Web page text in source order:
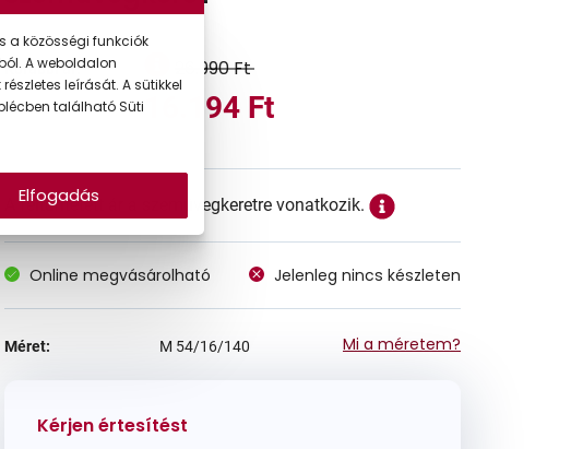
Korábbi ár: 26.990 Ft
Akciós ár: 16.194 Ft
A feltűntetett ár a szemüvegkeretre vonatkozik.
Online megvásárolható Jelenleg nincs készleten
Méret: M 54/16/140 Mi a méretem?
Kérjen értesítést
a közösségi funkciók
A weboldalon
leírását. A sütikkel
található Süti
Elfogadás